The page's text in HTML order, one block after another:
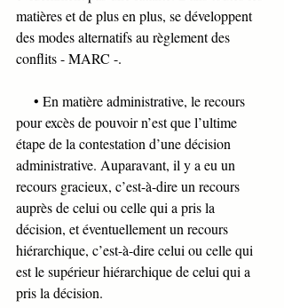
matières et de plus en plus, se développent
des modes alternatifs au règlement des
conflits - MARC -.
pour excès de pouvoir n’est que l’ultime
étape de la contestation d’une décision
administrative. Auparavant, il y a eu un
recours gracieux, c’est-à-dire un recours
auprès de celui ou celle qui a pris la
décision, et éventuellement un recours
hiérarchique, c’est-à-dire celui ou celle qui
est le supérieur hiérarchique de celui qui a
pris la décision.